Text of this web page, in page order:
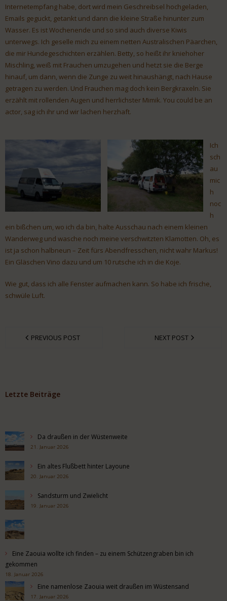
Internetempfang habe, dort wird mein Geschreibsel hochgeladen,
Emails geguckt, getankt und dann die kleine Straße hinunter zum
Wasser. Es ist Wochenende und so sind auch diverse Kiwis
unterwegs. Ich geselle mich zu einem netten Australischen Päarchen,
die mir Hundegeschichten erzählen. Betty, so heißt ihr kniehoher
Mischling, weiß mit Frauchen umzugehen und hetzt sie die Berge
hinauf, um dann, wenn die Zunge zu weit hinaushängt, nach Hause
getragen zu werden. Und Frauchen mag doch kein Bergkraxeln. Sie
erzählt mit rollenden Augen und herrlichster Mimik. You could be an
actor, sag ich ihr und wir lachen herzhaft.
Ich
sch
au
mic
h
noc
h
ein bißchen um, wo ich da bin, halte Ausschau nach einem kleinen
Wanderweg und wasche noch meine verschwitzten Klamotten. Oh, es
ist ja schon halbneun – Zeit fürs Abendfresschen, nicht wahr Markus!
Ein Gläschen Vino dazu und um 10 rutsche ich in die Koje.
Wie gut, dass ich alle Fenster aufmachen kann. So habe ich frische,
schwüle Luft.
PREVIOUS POST NEXT POST
Letzte Beiträge
Da draußen in der Wüstenweite
21. Januar 2026
Ein altes Flußbett hinter Layoune
20. Januar 2026
Sandsturm und Zwielicht
19. Januar 2026
Eine Zaouia wollte ich finden – zu einem Schützengraben bin ich
gekommen
18. Januar 2026
Eine namenlose Zaouia weit draußen im Wüstensand
17. Januar 2026